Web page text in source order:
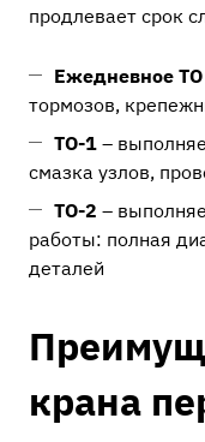
продлевает срок
Ежедневное ТО
тормозов,
ТО-1 –
смазка узлов,
ТО-2 –
работы: полная
деталей
крана